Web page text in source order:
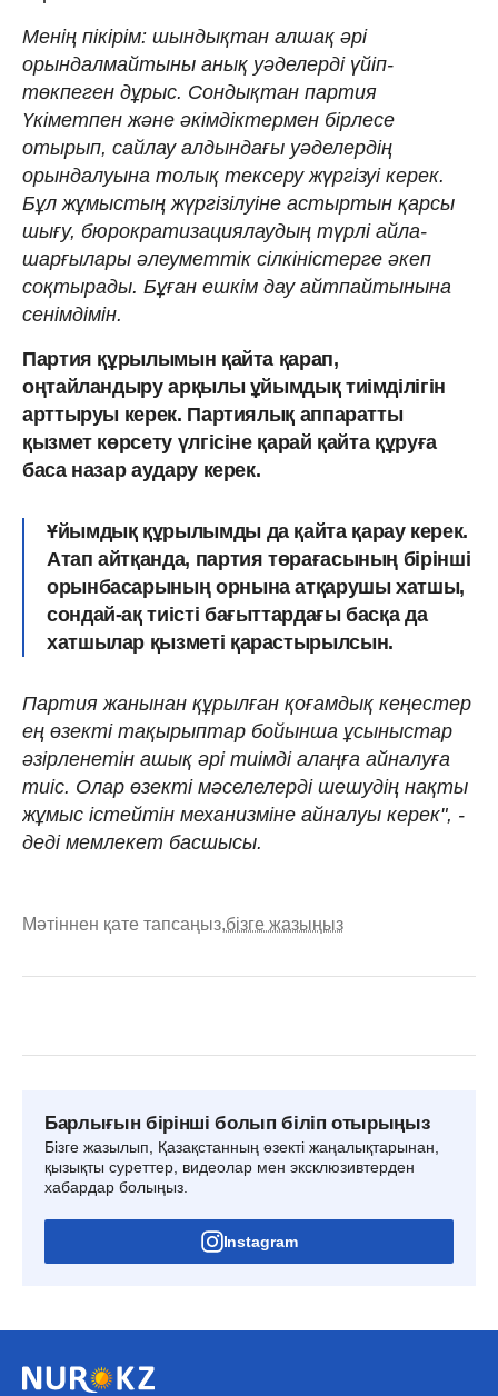
Менің пікірім: шындықтан алшақ әрі
орындалмайтыны анық уәделерді үйіп-
төкпеген дұрыс. Сондықтан партия
Үкіметпен және әкімдіктермен бірлесе
отырып, сайлау алдындағы уәделердің
орындалуына толық тексеру жүргізуі керек.
Бұл жұмыстың жүргізілуіне астыртын қарсы
шығу, бюрократизациялаудың түрлі айла-
шарғылары әлеуметтік сілкіністерге әкеп
соқтырады. Бұған ешкім дау айтпайтынына
сенімдімін.
Партия құрылымын қайта қарап,
оңтайландыру арқылы ұйымдық тиімділігін
арттыруы керек. Партиялық аппаратты
қызмет көрсету үлгісіне қарай қайта құруға
баса назар аудару керек.
Ұйымдық құрылымды да қайта қарау керек.
Атап айтқанда, партия төрағасының бірінші
орынбасарының орнына атқарушы хатшы,
сондай-ақ тиісті бағыттардағы басқа да
хатшылар қызметі қарастырылсын.
Партия жанынан құрылған қоғамдық кеңестер
ең өзекті тақырыптар бойынша ұсыныстар
әзірленетін ашық әрі тиімді алаңға айналуға
тиіс. Олар өзекті мәселелерді шешудің нақты
жұмыс істейтін механизміне айналуы керек", -
деді мемлекет басшысы.
Мәтіннен қате тапсаңыз,бізге жазыңыз
Барлығын бірінші болып біліп отырыңыз
Бізге жазылып, Қазақстанның өзекті жаңалықтарынан,
қызықты суреттер, видеолар мен эксклюзивтерден
хабардар болыңыз.
Instagram